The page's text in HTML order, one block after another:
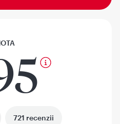
721 recenzii